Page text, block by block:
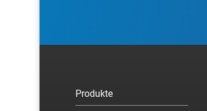
Produkte